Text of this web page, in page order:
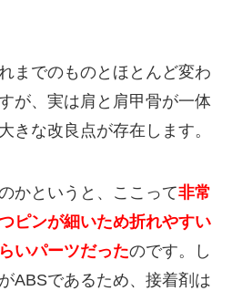
までのものとほとんど変わ
が、実は肩と肩甲骨が一体
きな改良点が存在します。
かというと、ここって非常
ピンが細いため折れやすい
いパーツだったのです。し
ABSであるため、接着剤は